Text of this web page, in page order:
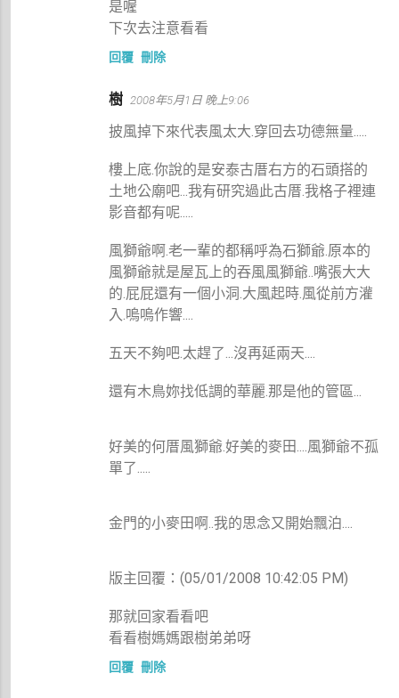
是喔
下次去注意看看
回覆 刪除
樹 2008年5月1日 晚上9:06
披風掉下來代表風太大.穿回去功德無量.....
樓上底.你說的是安泰古厝右方的石頭搭的
土地公廟吧...我有研究過此古厝.我格子裡連
影音都有呢.....
風獅爺啊.老一輩的都稱呼為石獅爺.原本的
風獅爺就是屋瓦上的吞風風獅爺..嘴張大大
的.屁屁還有一個小洞.大風起時.風從前方灌
入.嗚嗚作響....
五天不夠吧.太趕了...沒再延兩天....
還有木鳥妳找低調的華麗.那是他的管區...
好美的何厝風獅爺.好美的麥田....風獅爺不孤
單了.....
金門的小麥田啊..我的思念又開始飄泊....
版主回覆：(05/01/2008 10:42:05 PM)
那就回家看看吧
看看樹媽媽跟樹弟弟呀
回覆 刪除